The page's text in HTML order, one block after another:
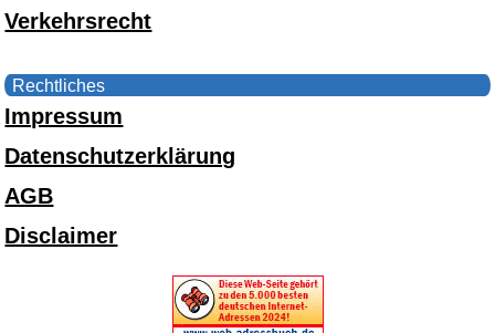
Verkehrsrecht
Rechtliches
Impressum
Datenschutzerklärung
AGB
Disclaimer